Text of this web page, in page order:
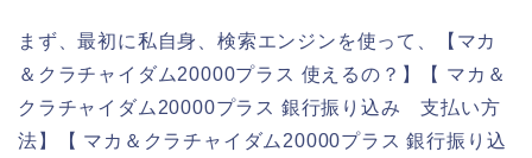
まず、最初に私自身、検索エンジンを使って、【マカ
＆クラチャイダム20000プラス 使えるの？】【 マカ＆
クラチャイダム20000プラス 銀行振り込み 支払い方
法】【 マカ＆クラチャイダム20000プラス 銀行振り込